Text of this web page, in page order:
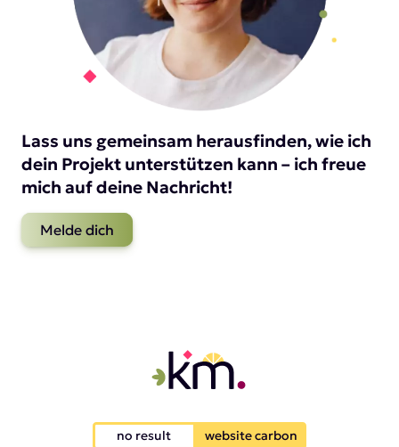
Lass uns gemeinsam herausfinden, wie ich
dein Projekt unterstützen kann – ich freue
mich auf deine Nachricht!
Melde dich
no result website carbon